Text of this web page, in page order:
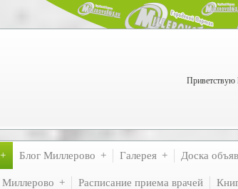
Приветствую
Блог Миллерово Галерея Доска
Расписание приема врачей